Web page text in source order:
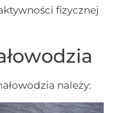
fizycznej
należy: